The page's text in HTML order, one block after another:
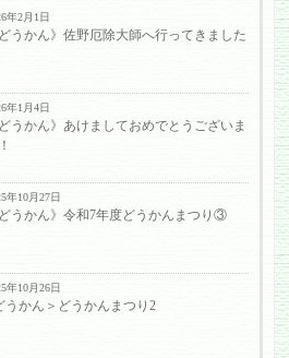
年2月1日
どうかん》佐野厄除大師へ行ってきました
年1月4日
どうかん》あけましておめでとうございま
年10月27日
どうかん》令和7年度どうかんまつり③
年10月26日
うかん＞どうかんまつり2